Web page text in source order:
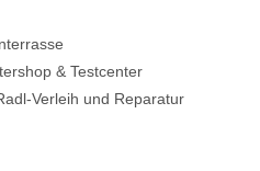
& Testcenter
Verleih und Reparatur